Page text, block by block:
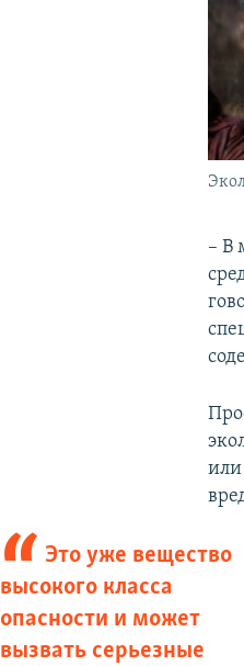
– В
или
Это уже вещество
высокого класса
опасности и может
вызвать серьезные